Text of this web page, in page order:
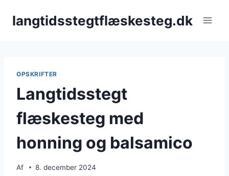
langtidsstegtflæskesteg.dk
OPSKRIFTER
Langtidsstegt
flæskesteg med
honning og balsamico
Af 8. december 2024